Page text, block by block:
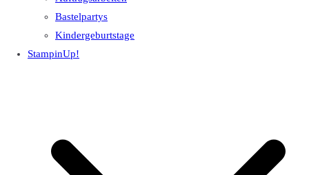
Bastelpartys
Kindergeburtstage
StampinUp!